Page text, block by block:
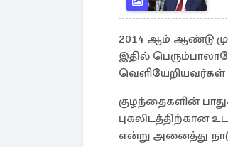
2014 ஆம் ஆண்டு
இதில்
வெளியேறியவர்கள்
குழந்தைகளின்
புகலிடத்திற்கான
என்று அனைத்து